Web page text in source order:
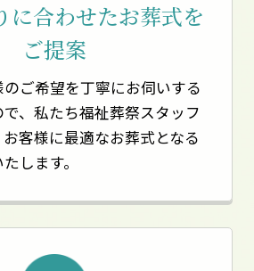
に合わせたお葬式を
ご提案
ご希望を丁寧にお伺いする
、私たち福祉葬祭スタッフ
客様に最適なお葬式となる
します。